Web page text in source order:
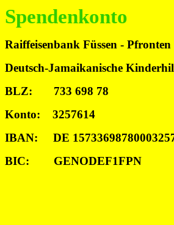
Spendenkonto
Raiffeisenbank Füssen - Pfronten
Deutsch-Jamaikanische
BLZ: 733 698 78
Konto: 3257614
IBAN: DE
BIC: GENODEF1FPN